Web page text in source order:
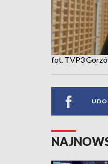
fot. TVP3